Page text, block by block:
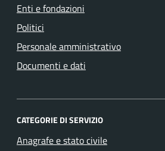
Enti e fondazioni
Politici
Personale amministrativo
Documenti e dati
CATEGORIE DI SERVIZIO
Anagrafe e stato civile